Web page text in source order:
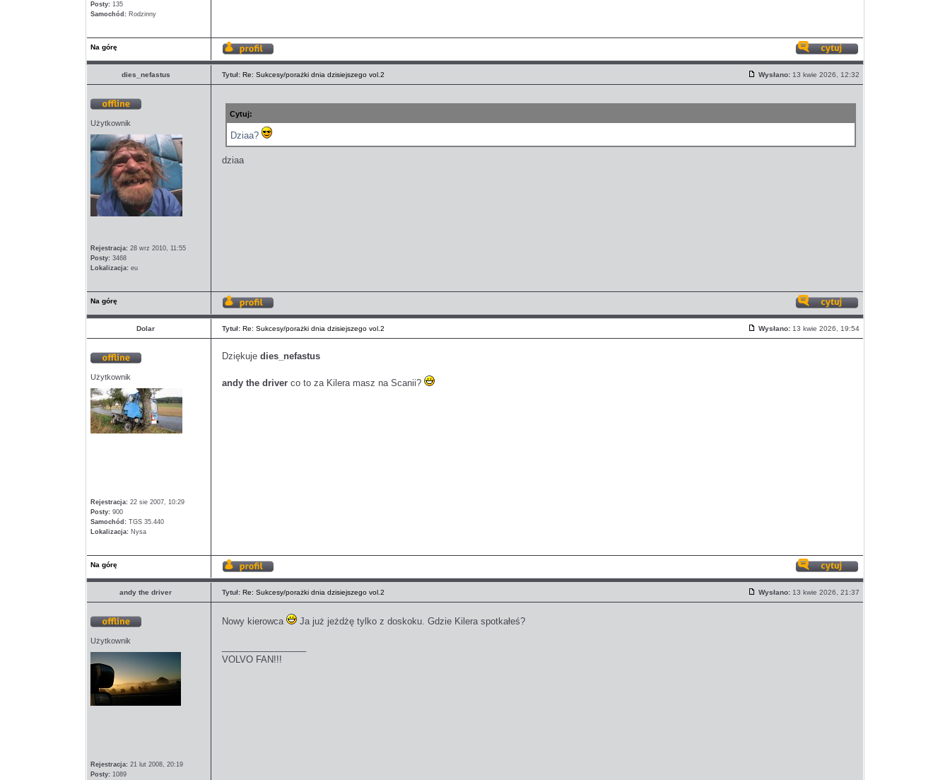
Posty:135
Samochód:Rodzinny
Na górę
Wyświetl
profil
Odpowiedz
z
dies_nefastus Tytuł: Re: Sukcesy/porażki dnia dzisiejszego vol.2
Post
Wysłano: 13 kwie 2026, 12:32
Użytkownik
Rejestracja: 28 wrz 2010, 11:55
Posty: 3468
Lokalizacja: eu
Cytuj:
Dziaa?
dziaa
Na górę
profil
Odpowiedz
z
cytatem
Dolar Tytuł: Re: Sukcesy/porażki dnia dzisiejszego vol.2
Post
Wysłano: 13 kwie 2026, 19:54
Użytkownik
Rejestracja: 22 sie 2007, 10:29
Posty:900
Samochód:TGS 35.440
Lokalizacja:Nysa
Dziękujedies_nefastus
andy the driver co to za Kilera masz na Scanii?
Na górę
Wyświetl
profil
Odpowiedz
z
andy the driver Tytuł: Re: Sukcesy/porażki dnia dzisiejszego vol.2
Post
Wysłano: 13 kwie 2026, 21:37
Użytkownik
Rejestracja: 21 lut 2008, 20:19
Posty: 1089
Nowy kierowca Ja już jeżdżę tylko z doskoku. Gdzie Kilera spotkałeś?
VOLVO FAN!!!